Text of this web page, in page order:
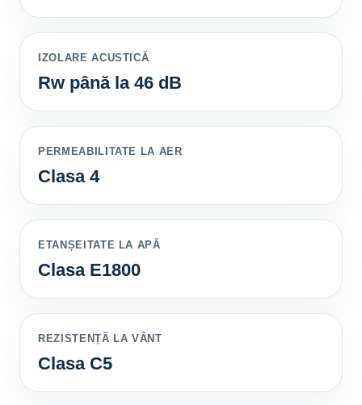
IZOLARE ACUSTICĂ
Rw până la 46 dB
PERMEABILITATE LA AER
Clasa 4
ETANȘEITATE LA APĂ
Clasa E1800
REZISTENȚĂ LA VÂNT
Clasa C5